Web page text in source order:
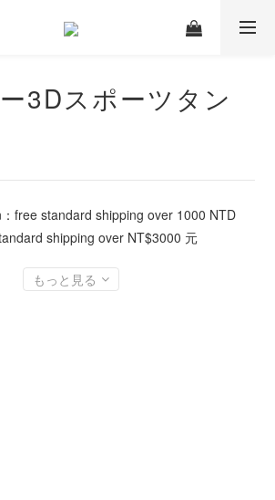
3Dスポーツタン
free standard shipping over 1000 NTD
shipping over NT$3000 元
もっと見る